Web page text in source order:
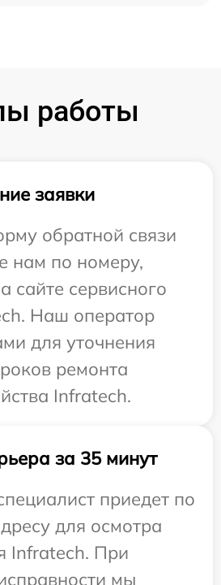
работы
заявки
обратной связи
нам по номеру,
сайте сервисного
Наш оператор
для уточнения
ремонта
Infratech.
за 35 минут
приедет по
для осмотра
Infratech. При
мы